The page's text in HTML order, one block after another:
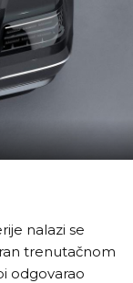
nalazi se
trenutačnom
odgovarao